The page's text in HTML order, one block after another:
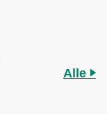
Alle